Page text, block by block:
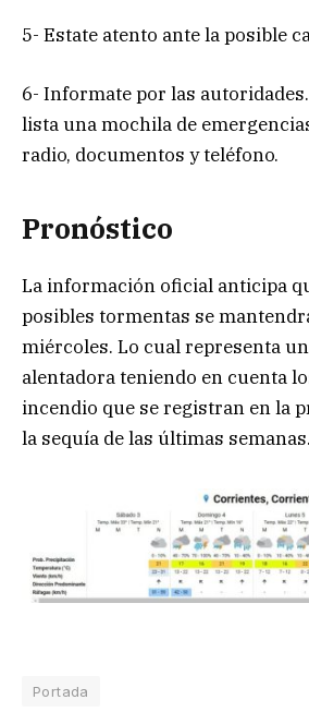
5- Estate atento ante la posible
6- Informate por las
lista una mochila de
radio, documentos y teléfono.
Pronóstico
La información oficial anticipa
posibles tormentas se
miércoles. Lo cual representa
alentadora teniendo en cuenta
incendio que se registran en la
la sequía de las últimas semanas.
Portada